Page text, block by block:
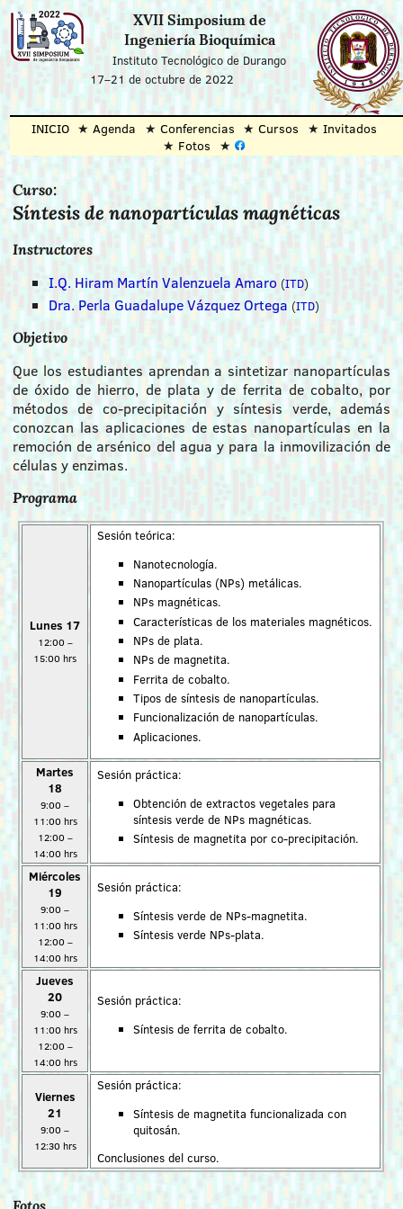
XVII Simposium de
Ingeniería Bioquímica
Instituto Tecnológico de Durango
17–21 de octubre de 2022
INICIO Agenda Conferencias Cursos
Invitados
Fotos
Curso:
Síntesis de nanopartículas magnéticas
Instructores
I.Q. Hiram Martín Valenzuela Amaro (ITD)
Dra. Perla Guadalupe Vázquez Ortega (ITD)
Objetivo
Que los estudiantes aprendan a sintetizar nanopartículas
de óxido de hierro, de plata y de ferrita de cobalto, por
métodos de co-precipitación y síntesis verde, además
conozcan las aplicaciones de estas nanopartículas en la
remoción de arsénico del agua y para la inmovilización de
células y enzimas.
Programa
Lunes 17
12:00 –
15:00 hrs
Sesión teórica:
Nanotecnología.
Nanopartículas (NPs) metálicas.
NPs magnéticas.
Características de los materiales magnéticos.
NPs de plata.
NPs de magnetita.
Ferrita de cobalto.
Tipos de síntesis de nanopartículas.
Funcionalización de nanopartículas.
Aplicaciones.
Martes
18
9:00 –
11:00 hrs
12:00 –
14:00 hrs
Sesión práctica:
Obtención de extractos vegetales para
síntesis verde de NPs magnéticas.
Síntesis de magnetita por co-precipitación.
Miércoles
19
9:00 –
11:00 hrs
12:00 –
14:00 hrs
Sesión práctica:
Síntesis verde de NPs-magnetita.
Síntesis verde NPs-plata.
Jueves
20
9:00 –
11:00 hrs
12:00 –
14:00 hrs
Sesión práctica:
Síntesis de ferrita de cobalto.
Viernes
21
9:00 –
12:30 hrs
Sesión práctica:
Síntesis de magnetita funcionalizada con
quitosán.
Conclusiones del curso.